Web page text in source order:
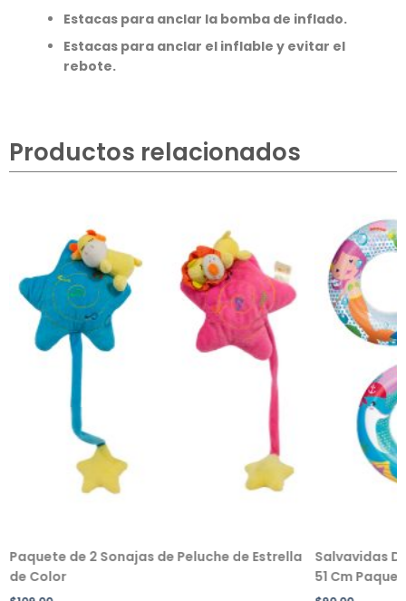
Estacas para anclar la bomba de inflado.
Estacas para anclar el inflable y evitar el
rebote.
Productos relacionados
Paquete de 2 Sonajas de Peluche de Estrella
de Color
Salvavidas
51 Cm